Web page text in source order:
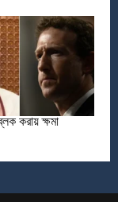
করায় ক্ষমা